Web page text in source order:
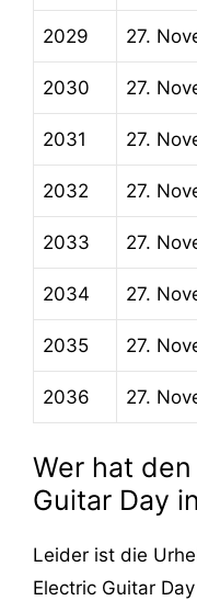
2029 27.
2030 27.
2031 27.
2032 27.
2033 27.
2034 27.
2035 27.
2036 27.
Wer hat
Guitar Day
Leider ist die
Electric Guitar